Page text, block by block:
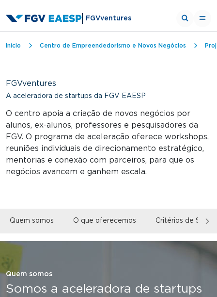
FGVventures
Trilha de navegação
Início Centro de Empreendedorismo e Novos Negócios
FGVventures
A aceleradora de startups da FGV EAESP
O centro apoia a criação de novos negócios por
alunos, ex-alunos, professores e pesquisadores da
FGV. O programa de aceleração oferece workshops,
reuniões individuais de direcionamento estratégico,
mentorias e conexão com parceiros, para que os
negócios avancem e ganhem escala.
Quem somos O que oferecemos Critérios de
Quem somos
Somos a aceleradora de startups